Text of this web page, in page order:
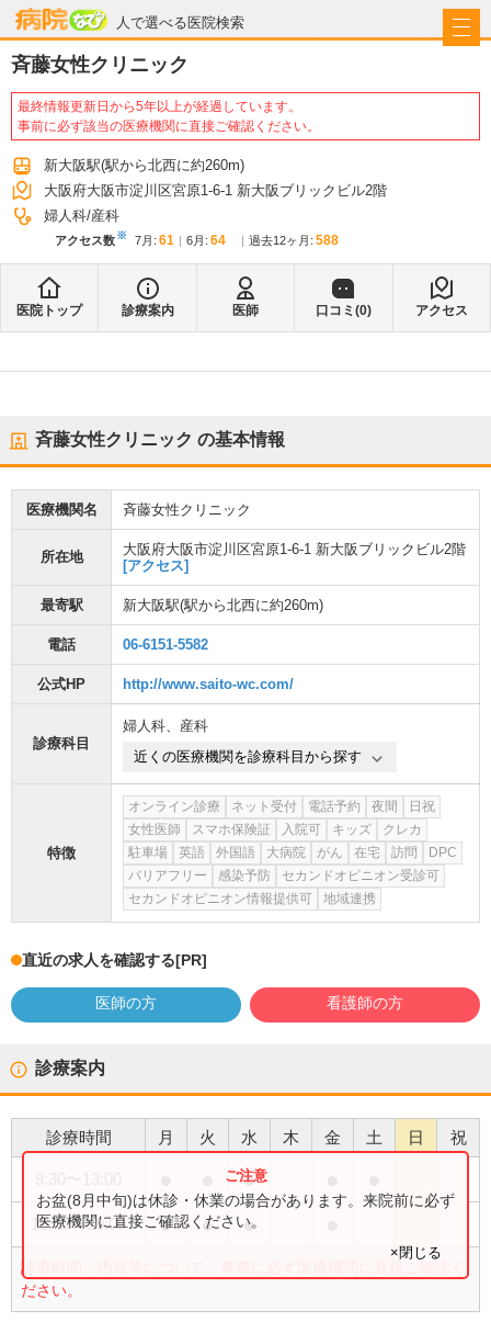
人で選べる医院検索
病院なび
斉藤女性クリニック
最終情報更新日から5年以上が経過しています。
事前に必ず該当の医療機関に直接ご確認ください。
新大阪駅(駅から北西に約260m)
大阪府大阪市淀川区宮原1-6-1 新大阪ブリックビル2階
婦人科 産科
アクセス数※ 7月 : 61 6月 : 64 過去12ヶ月: 588
医院トップ 診療案内 医師 口コミ(0) アクセス
斉藤女性クリニック の基本情報
医療機関名 斉藤女性クリニック
所在地
大阪府大阪市淀川区宮原1-6-1 新大阪ブリックビル2階
[アクセス]
最寄駅 新大阪駅(駅から北西に約260m)
電話 06-6151-5582
公式HP http://www.saito-wc.com/
診療科目
婦人科、 産科
近くの医療機関を診療科目から探す
特徴
オンライン診療 ネット受付 電話予約 夜間
日祝
女性医師
スマホ保険証 入院可 キッズ
クレカ
駐車場
英語 外国語 大病院 がん 在宅 訪問
DPC
バリアフリー
感染予防
セカンドオピニオン受診可
セカンドオピニオン情報提供可
地域連携
直近の求人を確認する[PR]
医師の方 看護師の方
診療案内
診療時間 月 火 水 木 金 土 日 祝
●
16:00〜19:00 ● ● ●
診療時間・内容等について、事前に必ず医療機関に直接ご確認く
ださい。
お盆(8月中旬)は休診・休業の場合があります。来院前に必ず
医療機関に直接ご確認ください。
×閉じる